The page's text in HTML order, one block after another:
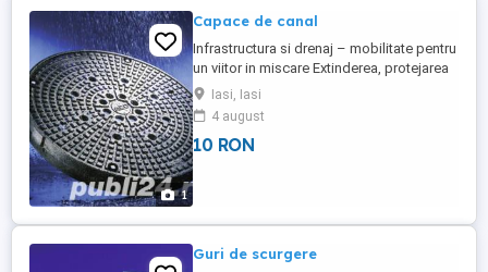
1
Capace de canal
Infrastructura si drenaj – mobilitate pentru
un viitor in miscare Extinderea, protejarea
si intretinerea rutelor pentru transport
reprezinta provocarea prezentului, dar si
una dintre problemele cheie ale viitorului in
domeniul infrastructurii la nivel global.
Iasi, Iasi
4 august
10 RON
Guri de scurgere